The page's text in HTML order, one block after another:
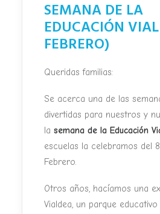
SEMANA DE LA
EDUCACIÓN
FEBRERO)
Queridas familias:
Se acerca una de las
divertidas para nuestros y
la semana de la Educación
escuelas la celebramos del
Febrero.
Otros años, hacíamos una
Vialdea, un parque